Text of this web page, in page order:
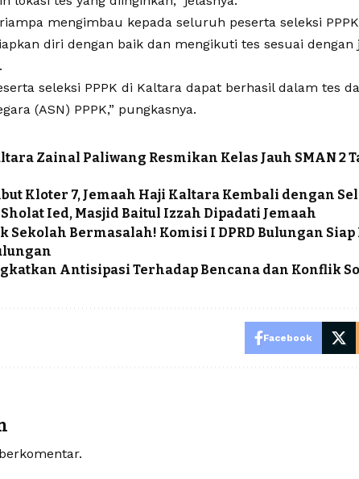
mengimbau kepada seluruh peserta seleksi
diri dengan baik dan mengikuti tes sesuai dengan
seleksi PPPK di Kaltara dapat berhasil dalam tes
(ASN) PPPK,” pungkasnya.
Zainal Paliwang Resmikan Kelas Jauh SMAN 2
Kloter 7, Jemaah Haji Kaltara Kembali dengan
Ied, Masjid Baitul Izzah Dipadati Jemaah
Sekolah Bermasalah! Komisi I DPRD Bulungan
Antisipasi Terhadap Bencana dan Konflik
Facebook